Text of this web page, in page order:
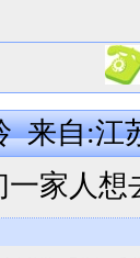
来自:江
一家人